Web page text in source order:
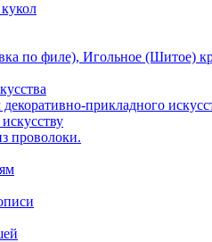
по филе), Игольное (Шитое)
прикладного
проволоки.